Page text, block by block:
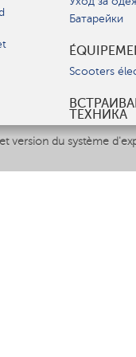
version du système
Батарейки
Scooters
ТЕХНИКА
Вытяжки
Духовые